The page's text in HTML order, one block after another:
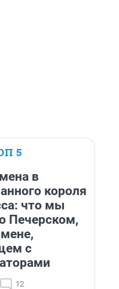
5
в
короля
что мы
Печерском,
с
12